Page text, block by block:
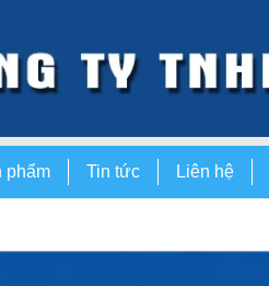
phẩm Tin tức Liên hệ